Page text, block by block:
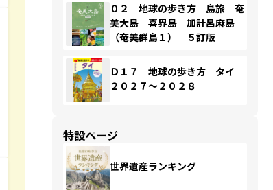
０２ 地球の歩き方 島旅 奄
美大島 喜界島 加計呂麻島
（奄美群島１） ５訂版
Ｄ１７ 地球の歩き方 タイ
２０２７～２０２８
特設ページ
世界遺産ランキング